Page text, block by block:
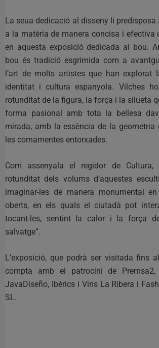
La seua dedicació al disseny li predisposa
a la matèria de manera concisa i efectiva
en aquesta exposició dedicada al bou.
bou és tradició esgrimida com a
l’art de molts artistes que han explorat
identitat i cultura espanyola. Vilches
rotunditat de la figura, la força i la silueta
forma pasional amb tota la bellesa
mirada, amb la essència de la
les cornamentes entorxades.
Com assenyala el regidor de Cultura,
rotunditat dels volums d’aquestes
imaginar-les de manera monumental
oberts, en els quals el ciutadà pot
tocant-les, sentint la calor i la força
salvatge”.
L’exposició, que podrà ser visitada fins
compta amb el patrocini de Premsa2,
JavaDiseño, Ibèrics i Vins La Ribera i
SL.